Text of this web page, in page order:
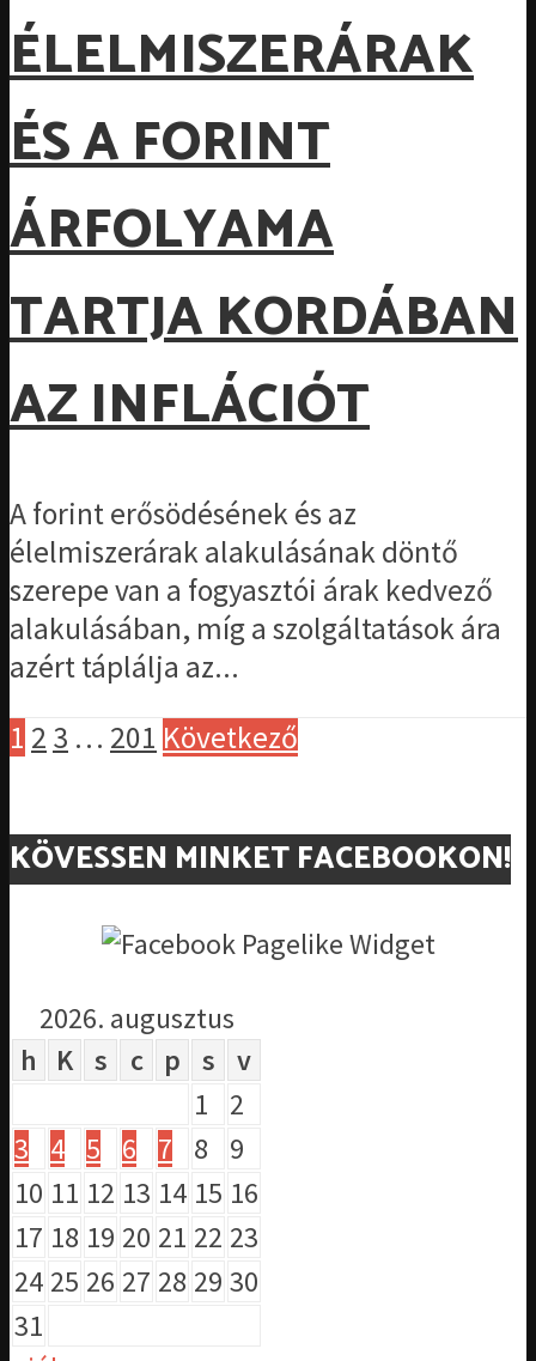
ÉLELMISZERÁRAK
ÉS A FORINT
ÁRFOLYAMA
TARTJA KORDÁBAN
AZ INFLÁCIÓT
A forint erősödésének és az
élelmiszerárak alakulásának döntő
szerepe van a fogyasztói árak kedvező
alakulásában, míg a szolgáltatások ára
azért táplálja az...
1 2 3 … 201 Következő
KÖVESSEN MINKET FACEBOOKON!
2026. augusztus
h
K s c p s
v
1
2
3
4 5 6 7 8
9
10 11 12 13 14 15 16
17 18 19 20 21 22 23
24 25 26 27 28 29 30
31